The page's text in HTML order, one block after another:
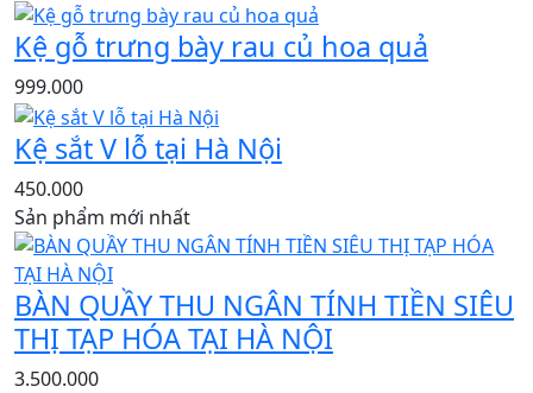
Kệ gỗ trưng bày rau củ hoa quả
999.000
Kệ sắt V lỗ tại Hà Nội
450.000
Sản phẩm mới nhất
BÀN QUẦY THU NGÂN TÍNH TIỀN SIÊU
THỊ TẠP HÓA TẠI HÀ NỘI
3.500.000